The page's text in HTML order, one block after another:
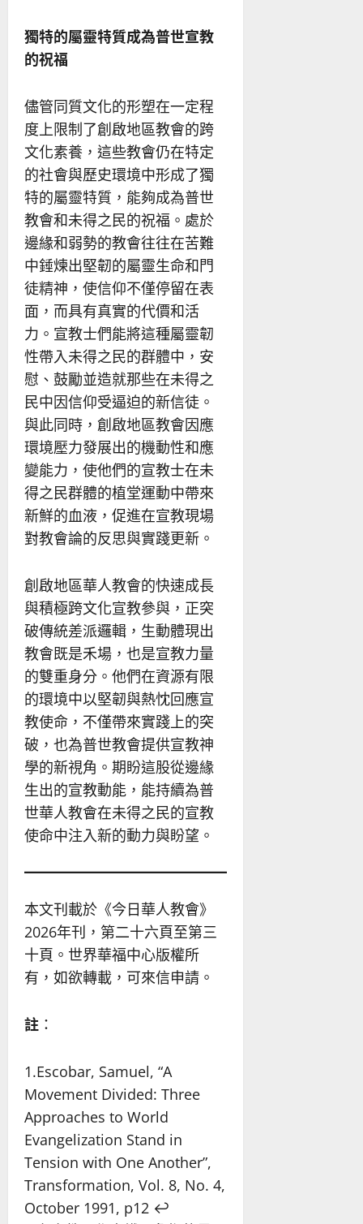
獨特的屬靈特質成為普世宣教
的祝福
儘管同質文化的形塑在一定程
度上限制了創啟地區教會的跨
文化素養，這些教會仍在特定
的社會與歷史環境中形成了獨
特的屬靈特質，能夠成為普世
教會和未得之民的祝福。處於
邊緣和弱勢的教會往往在苦難
中錘煉出堅韌的屬靈生命和門
徒精神，使信仰不僅停留在表
面，而具有真實的代價和活
力。宣教士們能將這種屬靈韌
性帶入未得之民的群體中，安
慰、鼓勵並造就那些在未得之
民中因信仰受逼迫的新信徒。
與此同時，創啟地區教會因應
環境壓力發展出的機動性和應
變能力，使他們的宣教士在未
得之民群體的植堂運動中帶來
新鮮的血液，促進在宣教現場
對教會論的反思與實踐更新。
創啟地區華人教會的快速成長
與積極跨文化宣教參與，正突
破傳統差派邏輯，生動體現出
教會既是禾場，也是宣教力量
的雙重身分。他們在資源有限
的環境中以堅韌與熱忱回應宣
教使命，不僅帶來實踐上的突
破，也為普世教會提供宣教神
學的新視角。期盼這股從邊緣
生出的宣教動能，能持續為普
世華人教會在未得之民的宣教
使命中注入新的動力與盼望。
本文刊載於《今日華人教會》
2026年刊，第二十六頁至第三
十頁。世界華福中心版權所
有，如欲轉載，可來信申請。
註 ：
1.Escobar, Samuel, “A
Movement Divided: Three
Approaches to World
Evangelization Stand in
Tension with One Another”,
Transformation, Vol. 8, No. 4,
October 1991, p12 ↩︎